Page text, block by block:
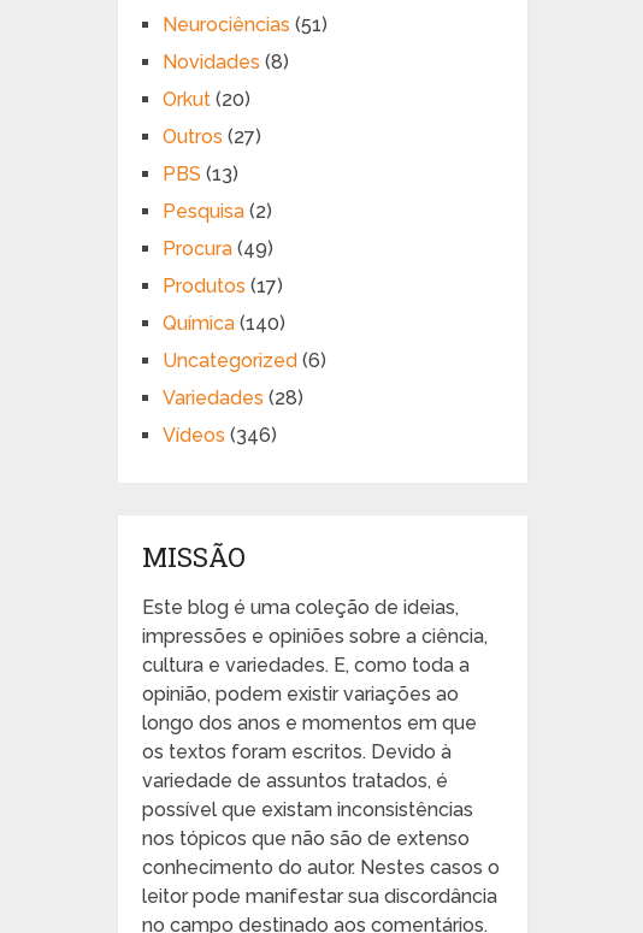
Neurociências (51)
Novidades (8)
Orkut (20)
Outros (27)
PBS (13)
Pesquisa (2)
Procura (49)
Produtos (17)
Química (140)
Uncategorized (6)
Variedades (28)
Vídeos (346)
MISSÃO
Este blog é uma coleção de ideias,
impressões e opiniões sobre a ciência,
cultura e variedades. E, como toda a
opinião, podem existir variações ao
longo dos anos e momentos em que
os textos foram escritos. Devido à
variedade de assuntos tratados, é
possível que existam inconsistências
nos tópicos que não são de extenso
conhecimento do autor. Nestes casos o
leitor pode manifestar sua discordância
no campo destinado aos comentários.